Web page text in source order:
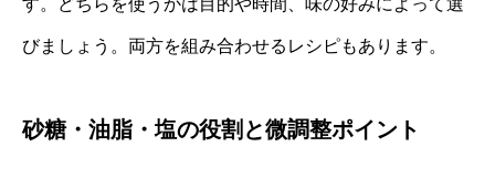
びましょう。両方を組み合わせるレシピもあります。
砂糖・油脂・塩の役割と微調整ポイント